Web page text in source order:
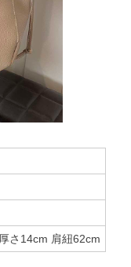
さ14cm 肩紐62cm